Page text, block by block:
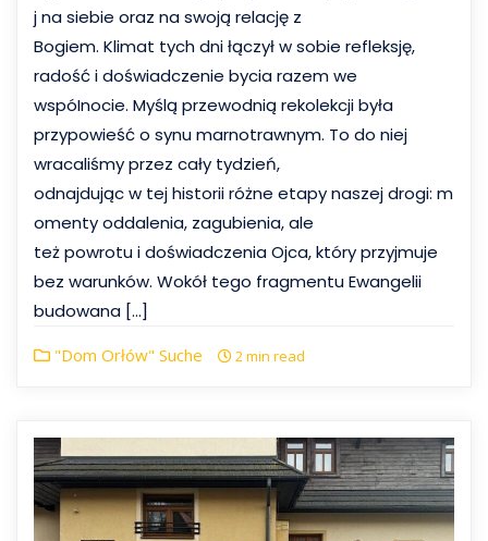
j na siebie oraz na swoją relację z
Bogiem. Klimat tych dni łączył w sobie refleksję,
radość i doświadczenie bycia razem we
wspóInocie. Myślą przewodnią rekolekcji była
przypowieść o synu marnotrawnym. To do niej
wracaliśmy przez cały tydzień,
odnajdując w tej historii różne etapy naszej drogi: m
omenty oddalenia, zagubienia, ale
też powrotu i doświadczenia Ojca, który przyjmuje
bez warunków. Wokół tego fragmentu Ewangelii
budowana […]
"Dom Orłów" Suche 2 min read